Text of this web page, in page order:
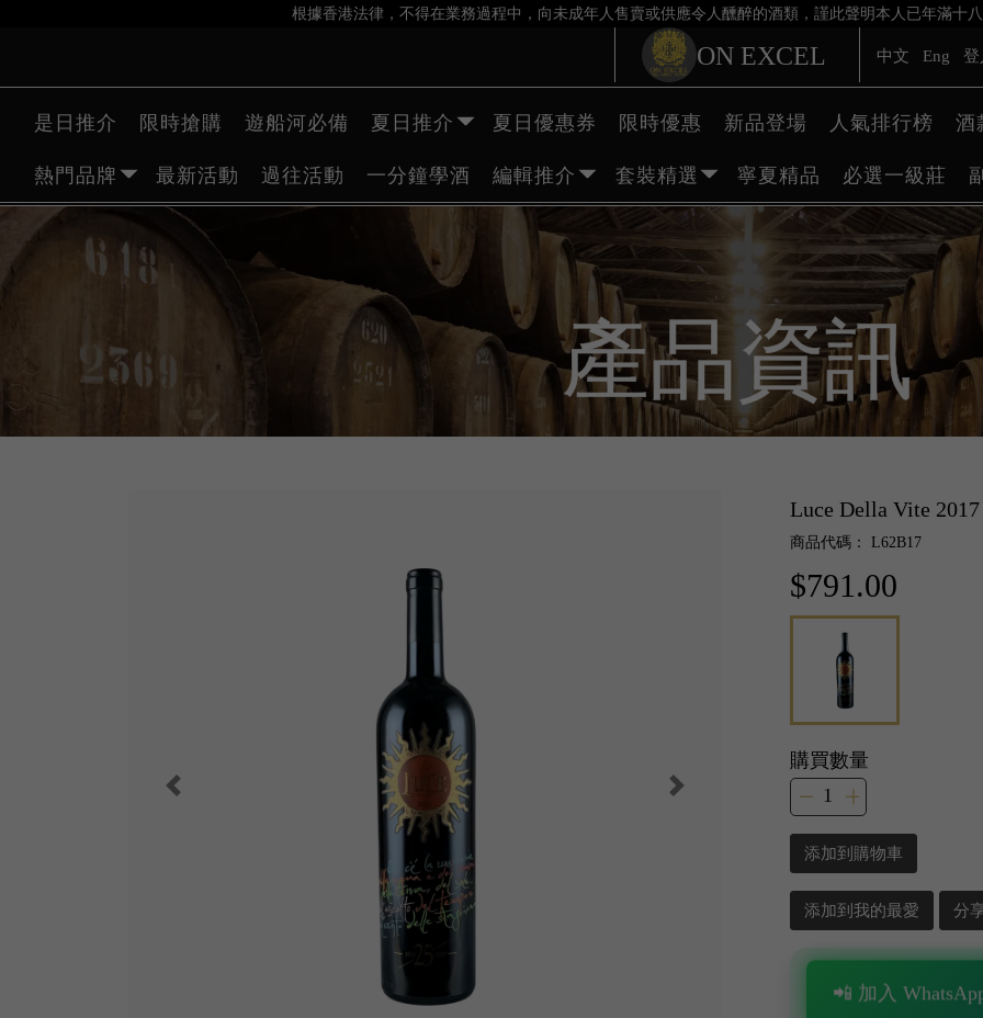
根據香港法律，不得在業務過程中，向未成年人售賣或供應令人醺醉的酒類，謹此聲明本人已年滿十
ON EXCEL 中文 Eng 登
是日推介 限時搶購 遊船河必備 夏日推介 夏日優惠券 限時優惠 新品登場 人氣排行榜 酒
熱門品牌 最新活動 過往活動 一分鐘學酒 編輯推介 套裝精選 寧夏精品 必選一級莊
產品資訊
Luce Della Vite 2017
商品代碼： L62B17
$791.00
購買數量
添加到購物車
添加到我的最愛 分
📲 加入